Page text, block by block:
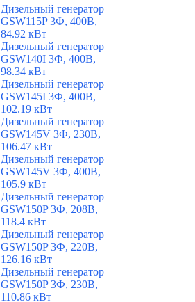
Дизельный генератор
GSW115P 3Ф, 400В,
84.92 кВт
Дизельный генератор
GSW140I 3Ф, 400В,
98.34 кВт
Дизельный генератор
GSW145I 3Ф, 400В,
102.19 кВт
Дизельный генератор
GSW145V 3Ф, 230В,
106.47 кВт
Дизельный генератор
GSW145V 3Ф, 400В,
105.9 кВт
Дизельный генератор
GSW150P 3Ф, 208В,
118.4 кВт
Дизельный генератор
GSW150P 3Ф, 220В,
126.16 кВт
Дизельный генератор
GSW150P 3Ф, 230В,
110.86 кВт